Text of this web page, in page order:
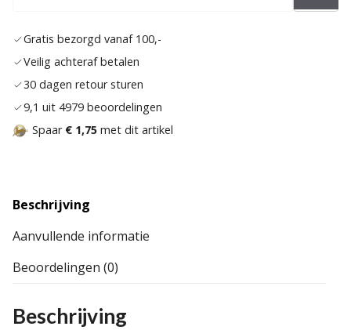
Gratis bezorgd vanaf 100,-
Veilig achteraf betalen
30 dagen retour sturen
9,1 uit 4979 beoordelingen
Spaar € 1,75 met dit artikel
Beschrijving
Aanvullende informatie
Beoordelingen (0)
Beschrijving